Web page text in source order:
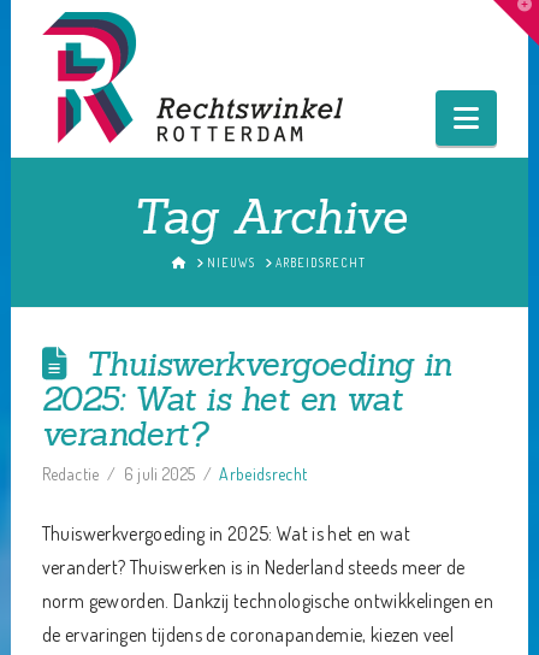
Tag Archive
HOMENIEUWS ARBEIDSRECHT
Thuiswerkvergoeding in
2025: Wat is het en wat
verandert?
Redactie 6 juli 2025 Arbeidsrecht
Thuiswerkvergoeding in 2025: Wat is het en wat
verandert? Thuiswerken is in Nederland steeds meer de
norm geworden. Dankzij technologische ontwikkelingen en
de ervaringen tijdens de coronapandemie, kiezen veel